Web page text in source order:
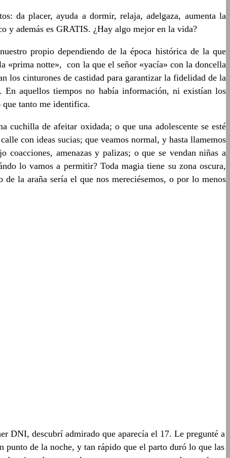
da placer, ayuda a dormir, relaja, adelgaza, aumenta la
y además es GRATIS. ¿Hay algo mejor en la vida?
propio dependiendo de la época histórica de la que
«prima notte», con la que el señor «yacía» con la doncella
los cinturones de castidad para garantizar la fidelidad de la
En aquellos tiempos no había información, ni existían los
que tanto me identifica.
de afeitar oxidada; o que una adolescente se esté
con ideas sucias; que veamos normal, y hasta llamemos
amenazas y palizas; o que se vendan niñas a
lo vamos a permitir? Toda magia tiene su zona oscura,
la araña sería el que nos mereciésemos, o por lo menos
DNI, descubrí admirado que aparecía el 17. Le pregunté a
punto de la noche, y tan rápido que el parto duró lo que las